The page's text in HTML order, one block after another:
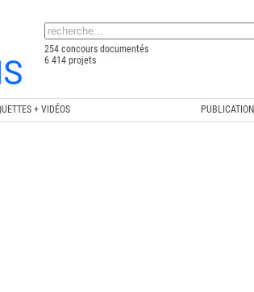
254 concours documentés
6 414 projets
+ VIDÉOS